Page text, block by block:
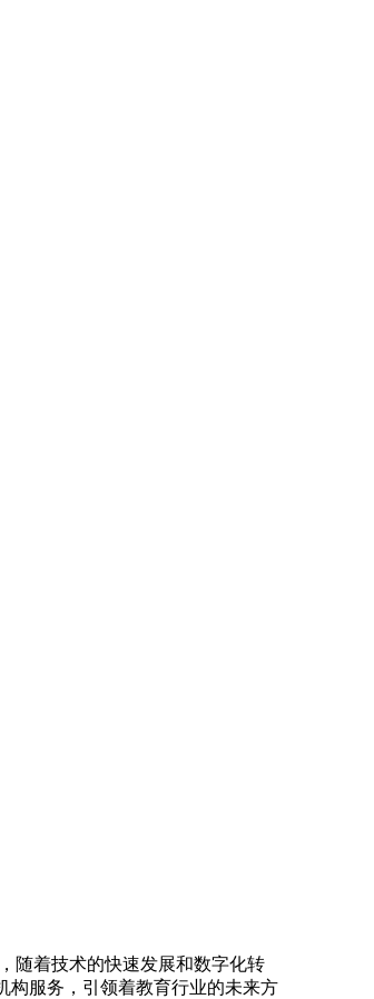
随着技术的快速发展和数字化转
构服务，引领着教育行业的未来方